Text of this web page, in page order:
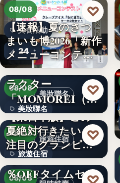
08/08
美食活動
24
【速報】夏のさつ
まいも博2026「新作
メニューコンテス
ト…
♡
美妝聯名
08/08
美妝聯名
文字
韓国発の人気キャ
ラクター
「MOMOREI（モ
モレイ）」が…
♡
旅遊住宿
08/08
旅遊住宿
10
【東日本版】この
夏絶対行きたい！
注目のグランピン
グ施設…
♡
08/08
【アマゾン30
％OFFタイムセー